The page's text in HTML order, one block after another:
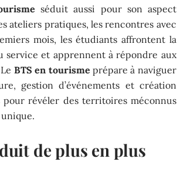
séduit aussi pour son aspect
ateliers pratiques, les rencontres avec
mois, les étudiants affrontent la
et apprennent à répondre aux
BTS en tourisme prépare à naviguer
gestion d’événements et création
révéler des territoires méconnus
de plus en plus